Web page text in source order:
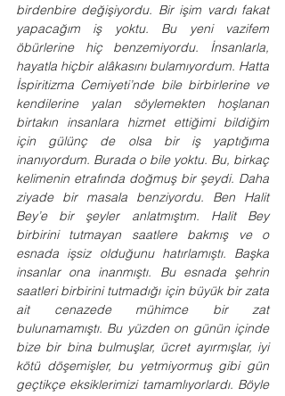
birdenbire değişiyordu. Bir işim vardı fakat
yapacağım iş yoktu. Bu yeni vazifem
öbürlerine hiç benzemiyordu. İnsanlarla,
hayatla hiçbir alâkasını bulamıyordum. Hatta
İspiritizma Cemiyeti’nde bile birbirlerine ve
kendilerine yalan söylemekten hoşlanan
birtakın insanlara hizmet ettiğimi bildiğim
için gülünç de olsa bir iş yaptığıma
inanıyordum. Burada o bile yoktu. Bu, birkaç
kelimenin etrafında doğmuş bir şeydi. Daha
ziyade bir masala benziyordu. Ben Halit
Bey’e bir şeyler anlatmıştım. Halit Bey
birbirini tutmayan saatlere bakmış ve o
esnada işsiz olduğunu hatırlamıştı. Başka
insanlar ona inanmıştı. Bu esnada şehrin
saatleri birbirini tutmadığı için büyük bir zata
ait cenazede mühimce bir zat
bulunamamıştı. Bu yüzden on günün içinde
bize bir bina bulmuşlar, ücret ayırmışlar, iyi
kötü döşemişler, bu yetmiyormuş gibi gün
geçtikçe eksiklerimizi tamamlıyorlardı. Böyle